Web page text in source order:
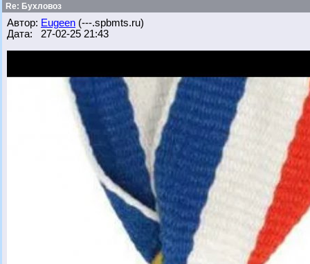
Re: Бухловоз
Автор: Eugeen (---.spbmts.ru)
Дата: 27-02-25 21:43